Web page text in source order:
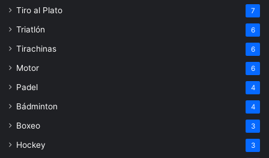
Tiro al Plato 7
Triatlón 6
Tirachinas 6
Motor 6
Padel 4
Bádminton 4
Boxeo 3
Hockey 3